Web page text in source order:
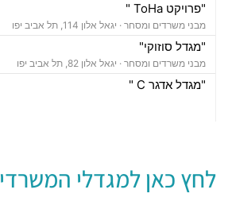
"פרויקט ToHa "
מבני משרדים ומסחר · יגאל אלון 114, תל אביב יפו
"מגדל סוזוקי"
מבני משרדים ומסחר · יגאל אלון 82, תל אביב יפו
"מגדל אדגר C "
מבני משרדים ומסחר ·יגאל אלון 65, תל אביב יפו
לחץ כאן למגדלי